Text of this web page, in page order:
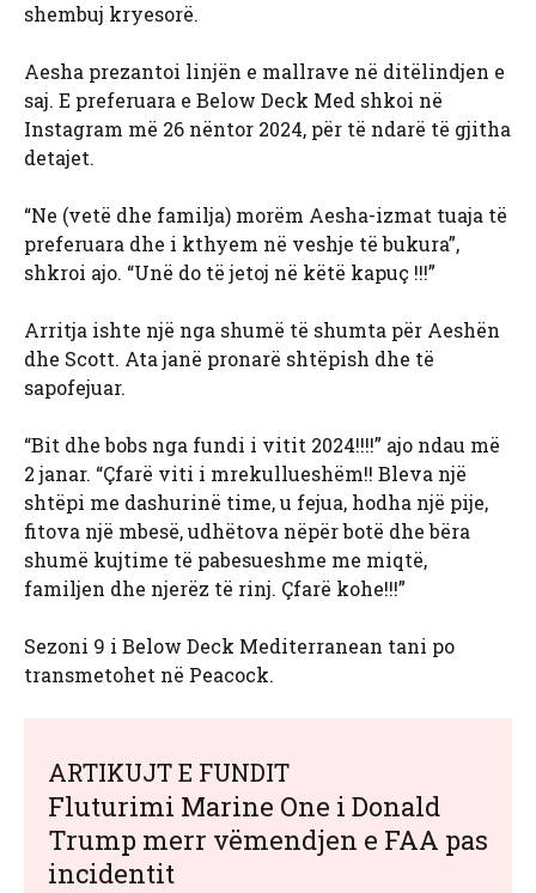
shembuj kryesorë.
Aesha prezantoi linjën e mallrave në ditëlindjen e
saj. E preferuara e Below Deck Med shkoi në
Instagram më 26 nëntor 2024, për të ndarë të gjitha
detajet.
“Ne (vetë dhe familja) morëm Aesha-izmat tuaja të
preferuara dhe i kthyem në veshje të bukura”,
shkroi ajo. “Unë do të jetoj në këtë kapuç !!!”
Arritja ishte një nga shumë të shumta për Aeshën
dhe Scott. Ata janë pronarë shtëpish dhe të
sapofejuar.
“Bit dhe bobs nga fundi i vitit 2024!!!!” ajo ndau më
2 janar. “Çfarë viti i mrekullueshëm!! Bleva një
shtëpi me dashurinë time, u fejua, hodha një pije,
fitova një mbesë, udhëtova nëpër botë dhe bëra
shumë kujtime të pabesueshme me miqtë,
familjen dhe njerëz të rinj. Çfarë kohe!!!”
Sezoni 9 i Below Deck Mediterranean tani po
transmetohet në Peacock.
ARTIKUJT E FUNDIT
Fluturimi Marine One i Donald
Trump merr vëmendjen e FAA pas
incidentit